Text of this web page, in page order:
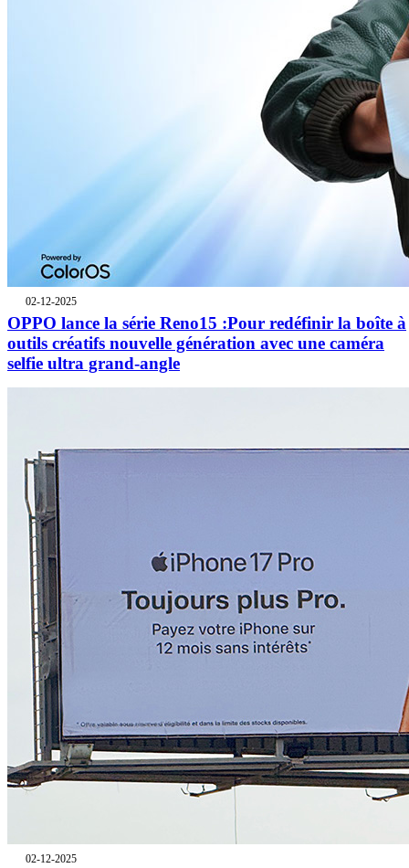
02-12-2025
OPPO lance la série Reno15 :Pour redéfinir la boîte à
outils créatifs nouvelle génération avec une caméra
selfie ultra grand-angle
02-12-2025